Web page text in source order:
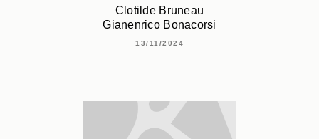
Clotilde Bruneau
Gianenrico Bonacorsi
13/11/2024